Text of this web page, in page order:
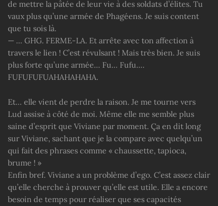
de mettre la pâtée de leur vie à des soldats d’élites. Tu
vaux plus qu’une armée de Phagéens. Je suis content
que tu sois là.
— … GHG. FERME-LA. Et arrête avec ton affection à
travers le lien ! C’est révulsant ! Mais très bien. Je suis
plus forte qu’une armée… Fu… Fufu….
FUFUFUFUAHAHAHAHA.
Et… elle vient de perdre la raison. Je me tourne vers
Lud assise à côté de moi. Même elle me semble plus
saine d’esprit que Viviane par moment. Ça en dit long
sur Viviane, sachant que je la compare avec quelqu’un
qui fait des phrases comme « chaussette, tapioca,
brume ! »
Enfin bref. Viviane a un problème d’ego. C’est assez clair
qu’elle cherche à prouver qu’elle est utile. Elle a encore
besoin de temps pour réaliser que ses capacités